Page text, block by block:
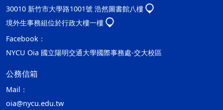
30010 新竹市大學路1001號 浩然圖書館八樓
境外生事務組位於行政大樓一樓
Facebook：
NYCU Oia 國立陽明交通大學國際事務處-交大校區
公務信箱
Mail：
oia@nycu.edu.tw